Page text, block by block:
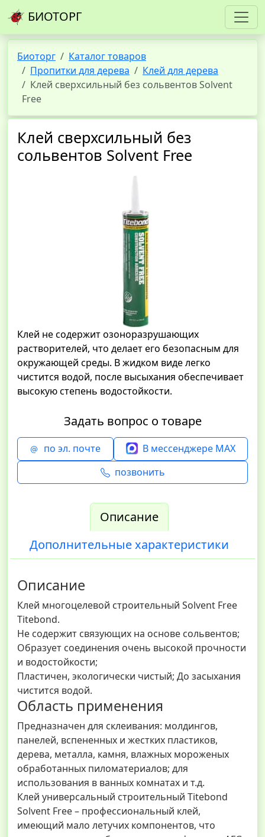
БИОТОРГ
Биоторг
Каталог товаров
Пропитки для дерева
Клей для дерева
Клей сверхсильный без сольвентов Solvent
Free
Клей сверхсильный без
сольвентов Solvent Free
Клей не содержит озоноразрушающих
растворителей, что делает его безопасным для
окружающей среды. В жидком виде легко
чистится водой, после высыхания обеспечивает
высокую степень водостойкости.
Задать вопрос о товаре
по эл. почте
В мессенджере MAX
позвонить
Описание
Дополнительные характеристики
Описание
Клей многоцелевой строительный Solvent Free
Titebond.
Не содержит связующих на основе сольвентов;
Образует соединения очень высокой прочности
и водостойкости;
Пластичен, экологически чистый; До засыхания
чистится водой.
Область применения
Предназначен для склеивания: молдингов,
панелей, вспененных и жестких пластиков,
дерева, металла, камня, влажных мороженых
обработанных пиломатериалов; для
использования в ванных комнатах и т.д.
Клей универсальный строительный Titebond
Solvent Free – профессиональный клей,
имеющий мало летучих компонентов, что